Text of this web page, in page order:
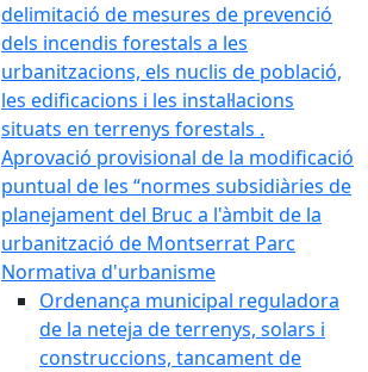
delimitació de mesures de prevenció
dels incendis forestals a les
urbanitzacions, els nuclis de població,
les edificacions i les instal·lacions
situats en terrenys forestals .
Aprovació provisional de la modificació
puntual de les “normes subsidiàries de
planejament del Bruc a l'àmbit de la
urbanització de Montserrat Parc
Normativa d'urbanisme
Ordenança municipal reguladora
de la neteja de terrenys, solars i
construccions, tancament de